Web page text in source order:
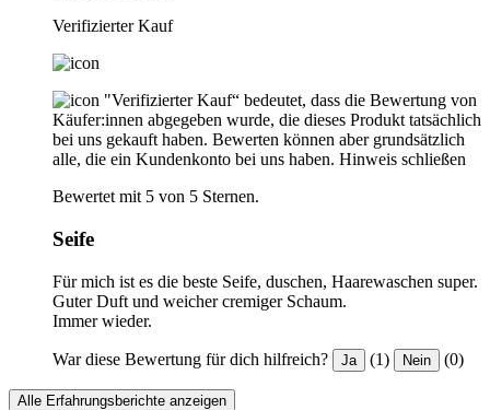
Verifizierter Kauf
"Verifizierter Kauf“ bedeutet, dass die Bewertung von
Käufer:innen abgegeben wurde, die dieses Produkt tatsächlich
bei uns gekauft haben. Bewerten können aber grundsätzlich
alle, die ein Kundenkonto bei uns haben. Hinweis schließen
Bewertet mit 5 von 5 Sternen.
Seife
Für mich ist es die beste Seife, duschen, Haarewaschen super.
Guter Duft und weicher cremiger Schaum.
Immer wieder.
War diese Bewertung für dich hilfreich? Ja (1) Nein (0)
Alle Erfahrungsberichte anzeigen